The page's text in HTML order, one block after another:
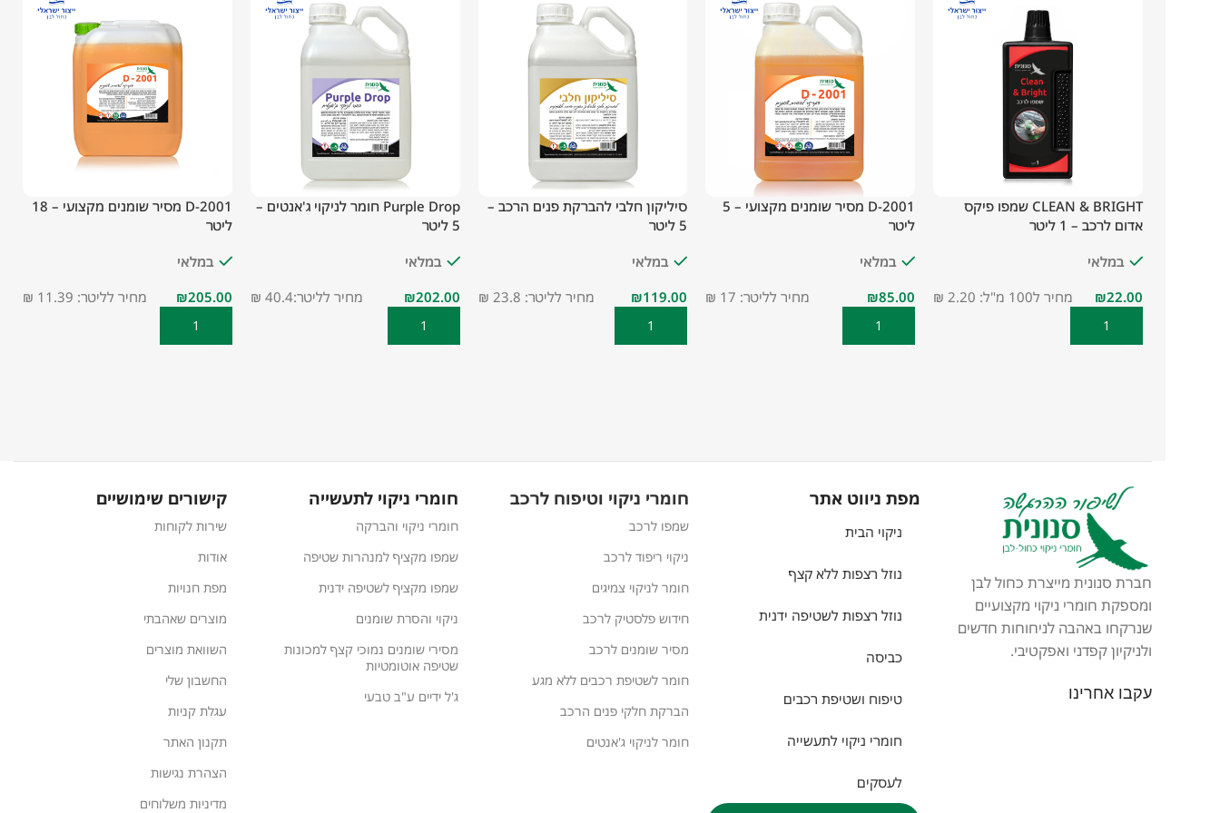
CLEAN & BRIGHT שמפו פיקס
אדום לרכב – 1 ליטר
במלאי
₪
מחיר ל100 מ"ל: 2.20 ₪
הוספה לסל
D-2001 מסיר שומנים מקצועי – 5
ליטר
במלאי
₪
מחיר לליטר: 17 ₪
הוספה לסל
סיליקון חלבי להברקת פנים הרכב –
5 ליטר
במלאי
₪
מחיר לליטר: 23.8 ₪
הוספה לסל
Purple Drop חומר לניקוי ג'אנטים –
5 ליטר
במלאי
₪
מחיר לליטר:40.4 ₪
הוספה לסל
D-2001 מסיר שומנים מקצועי – 18
ליטר
במלאי
₪
מחיר לליטר: 11.39 ₪
הוספה לסל
חברת סנונית מייצרת כחול לבן
ומספקת חומרי ניקוי מקצועיים
שנרקחו באהבה לניחוחות חדשים
ולניקיון קפדני ואפקטיבי.
עקבו אחרינו
מפת ניווט אתר
ניקוי הבית
נוזל רצפות ללא קצף
נוזל רצפות לשטיפה ידנית
כביסה
טיפוח ושטיפת רכבים
חומרי ניקוי לתעשייה
לעסקים
חומרי ניקוי וטיפוח לרכב
שמפו לרכב
ניקוי ריפוד לרכב
חומר לניקוי צמיגים
חידוש פלסטיק לרכב
מסיר שומנים לרכב
חומר לשטיפת רכבים ללא מגע
הברקת חלקי פנים הרכב
חומר לניקוי ג'אנטים
חומרי ניקוי לתעשייה
חומרי ניקוי והברקה
שמפו מקציף למנהרות שטיפה
שמפו מקציף לשטיפה ידנית
ניקוי והסרת שומנים
מסירי שומנים נמוכי קצף למכונות
שטיפה אוטומטיות
ג'ל ידיים ע"ב טבעי
קישורים שימושיים
שירות לקוחות
אודות
מפת חנויות
מוצרים שאהבתי
השוואת מוצרים
החשבון שלי
עגלת קניות
תקנון האתר
הצהרת נגישות
מדיניות משלוחים